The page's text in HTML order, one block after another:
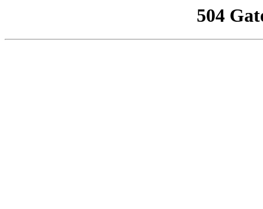
504